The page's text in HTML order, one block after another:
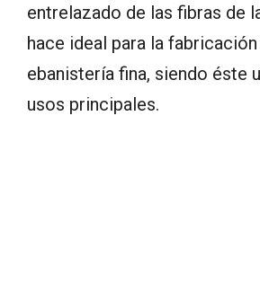
entrelazado de las fibras de
hace ideal para la
ebanistería fina, siendo éste
usos principales.